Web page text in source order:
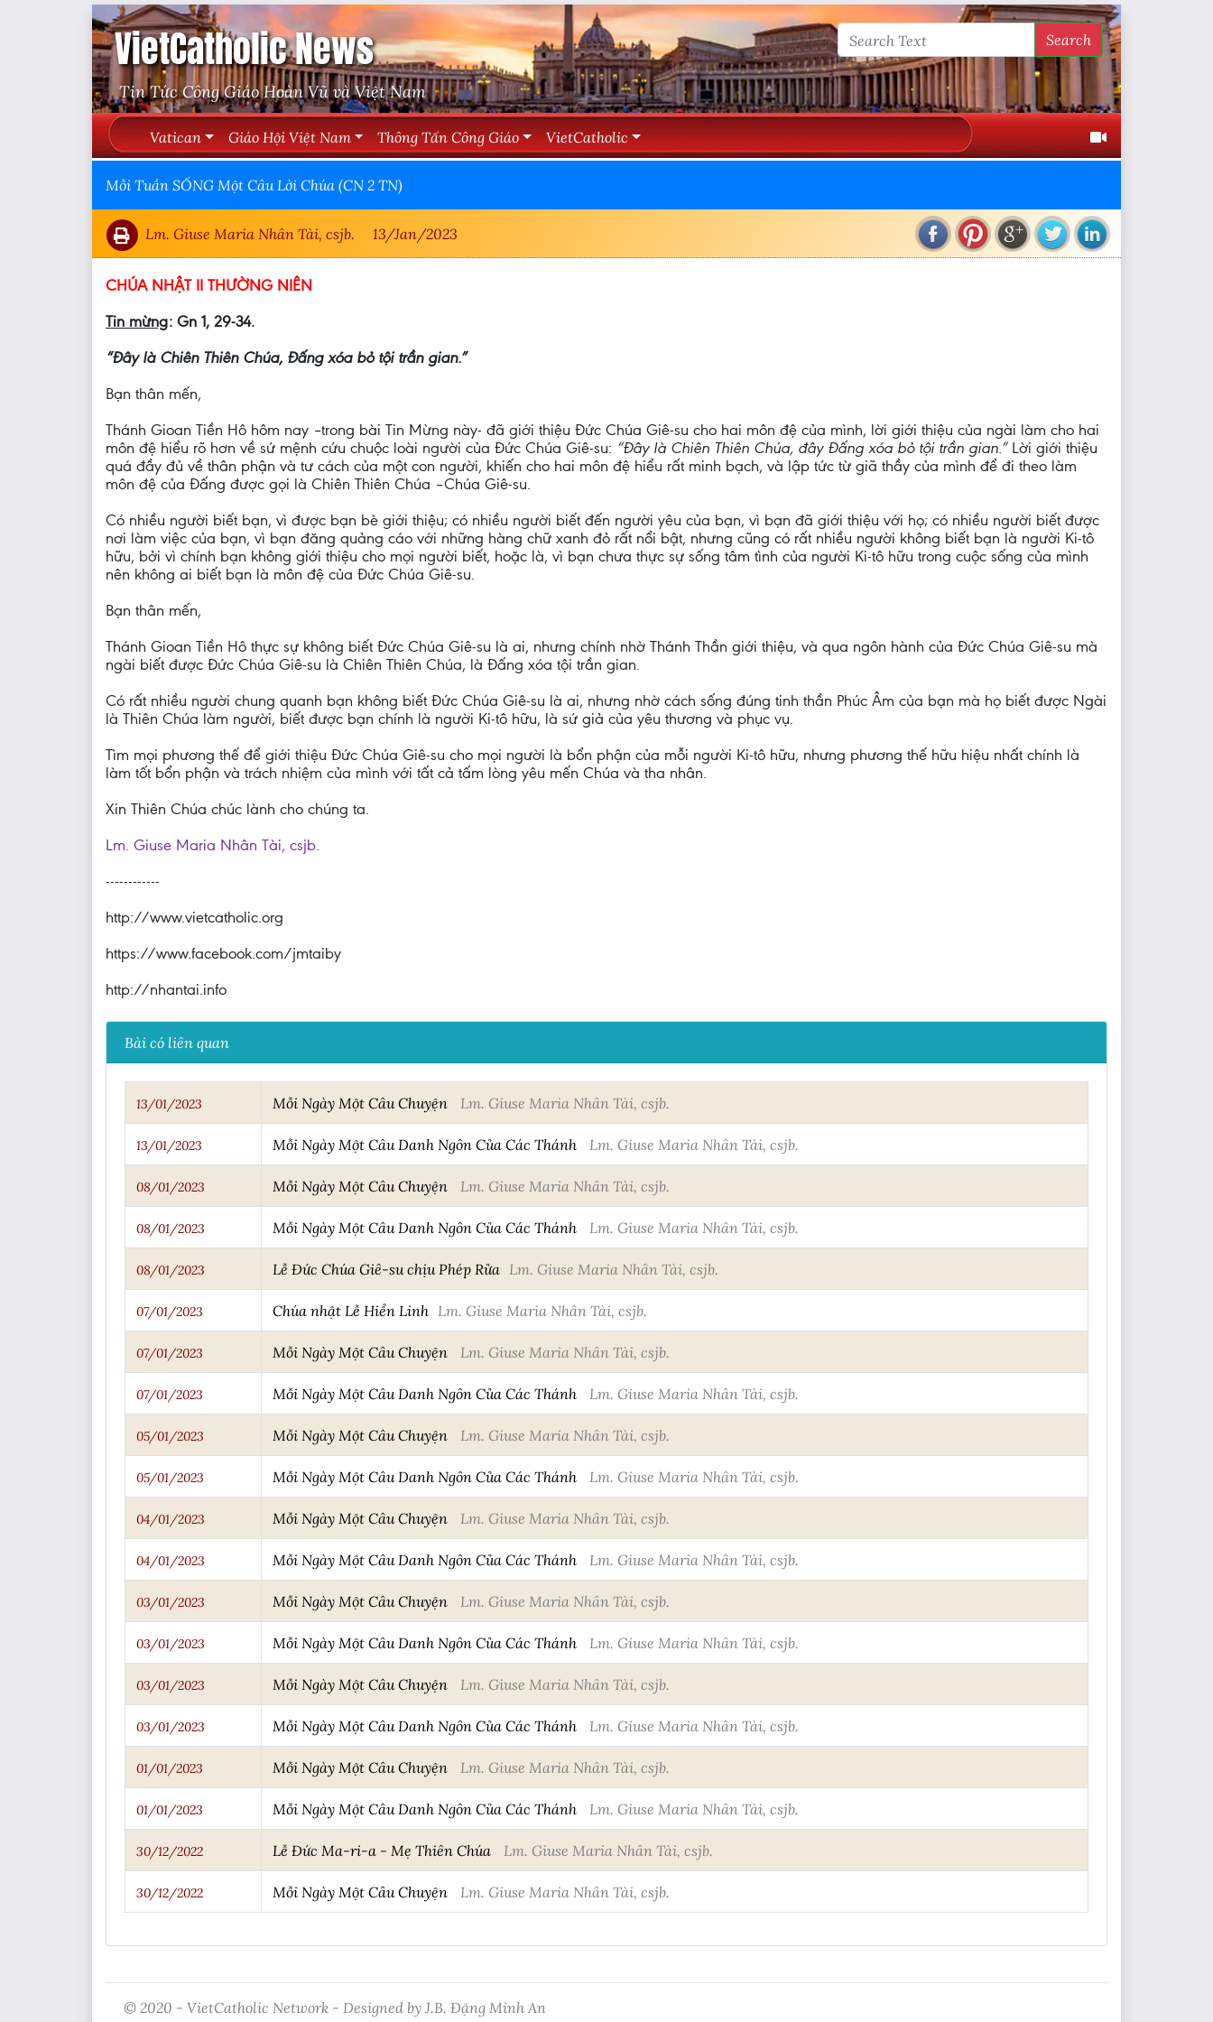
VietCatholic News
Tin Tức Công Giáo Hoàn Vũ và Việt Nam
Search
Vatican Giáo Hội Việt Nam Thông Tấn Công Giáo VietCatholic
Mỗi Tuần SỐNG Một Câu Lời Chúa (CN 2 TN)
Lm. Giuse Maria Nhân Tài, csjb. 13/Jan/2023
CHÚA NHẬT II THƯỜNG NIÊN
Tin mừng: Gn 1, 29-34.
“Đây là Chiên Thiên Chúa, Đấng xóa bỏ tội trần gian.”
Bạn thân mến,
Thánh Gioan Tiền Hô hôm nay –trong bài Tin Mừng này- đã giới thiệu Đức Chúa Giê-su cho hai môn đệ của mình, lời giới thiệu của ngài làm cho hai
môn đệ hiểu rõ hơn về sứ mệnh cứu chuộc loài người của Đức Chúa Giê-su: “Đây là Chiên Thiên Chúa, đây Đấng xóa bỏ tội trần gian.” Lời giới thiệu
quá đầy đủ về thân phận và tư cách của một con người, khiến cho hai môn đệ hiểu rất minh bạch, và lập tức từ giã thầy của mình để đi theo làm
môn đệ của Đấng được gọi là Chiên Thiên Chúa –Chúa Giê-su.
Có nhiều người biết bạn, vì được bạn bè giới thiệu; có nhiều người biết đến người yêu của bạn, vì bạn đã giới thiệu với họ; có nhiều người biết được
nơi làm việc của bạn, vì bạn đăng quảng cáo với những hàng chữ xanh đỏ rất nổi bật, nhưng cũng có rất nhiều người không biết bạn là người Ki-tô
hữu, bởi vì chính bạn không giới thiệu cho mọi người biết, hoặc là, vì bạn chưa thực sự sống tâm tình của người Ki-tô hữu trong cuộc sống của mình
nên không ai biết bạn là môn đệ của Đức Chúa Giê-su.
Bạn thân mến,
Thánh Gioan Tiền Hô thực sự không biết Đức Chúa Giê-su là ai, nhưng chính nhờ Thánh Thần giới thiệu, và qua ngôn hành của Đức Chúa Giê-su mà
ngài biết được Đức Chúa Giê-su là Chiên Thiên Chúa, là Đấng xóa tội trần gian.
Có rất nhiều người chung quanh bạn không biết Đức Chúa Giê-su là ai, nhưng nhờ cách sống đúng tinh thần Phúc Âm của bạn mà họ biết được Ngài
là Thiên Chúa làm người, biết được bạn chính là người Ki-tô hữu, là sứ giả của yêu thương và phục vụ.
Tìm mọi phương thế để giới thiệu Đức Chúa Giê-su cho mọi người là bổn phận của mỗi người Ki-tô hữu, nhưng phương thế hữu hiệu nhất chính là
làm tốt bổn phận và trách nhiệm của mình với tất cả tấm lòng yêu mến Chúa và tha nhân.
Xin Thiên Chúa chúc lành cho chúng ta.
Lm. Giuse Maria Nhân Tài, csjb.
------------
http://www.vietcatholic.org
https://www.facebook.com/jmtaiby
http://nhantai.info
Bài có liên quan
13/01/2023 Mỗi Ngày Một Câu Chuyện Lm. Giuse Maria Nhân Tài, csjb.
13/01/2023 Mỗi Ngày Một Câu Danh Ngôn Của Các Thánh Lm. Giuse Maria Nhân Tài, csjb.
08/01/2023 Mỗi Ngày Một Câu Chuyện Lm. Giuse Maria Nhân Tài, csjb.
08/01/2023 Mỗi Ngày Một Câu Danh Ngôn Của Các Thánh Lm. Giuse Maria Nhân Tài, csjb.
08/01/2023 Lễ Đức Chúa Giê-su chịu Phép Rửa Lm. Giuse Maria Nhân Tài, csjb.
07/01/2023 Chúa nhật Lễ Hiển Linh Lm. Giuse Maria Nhân Tài, csjb.
07/01/2023 Mỗi Ngày Một Câu Chuyện Lm. Giuse Maria Nhân Tài, csjb.
07/01/2023 Mỗi Ngày Một Câu Danh Ngôn Của Các Thánh Lm. Giuse Maria Nhân Tài, csjb.
05/01/2023 Mỗi Ngày Một Câu Chuyện Lm. Giuse Maria Nhân Tài, csjb.
05/01/2023 Mỗi Ngày Một Câu Danh Ngôn Của Các Thánh Lm. Giuse Maria Nhân Tài, csjb.
04/01/2023 Mỗi Ngày Một Câu Chuyện Lm. Giuse Maria Nhân Tài, csjb.
04/01/2023 Mỗi Ngày Một Câu Danh Ngôn Của Các Thánh Lm. Giuse Maria Nhân Tài, csjb.
03/01/2023 Mỗi Ngày Một Câu Chuyện Lm. Giuse Maria Nhân Tài, csjb.
03/01/2023 Mỗi Ngày Một Câu Danh Ngôn Của Các Thánh Lm. Giuse Maria Nhân Tài, csjb.
03/01/2023 Mỗi Ngày Một Câu Chuyện Lm. Giuse Maria Nhân Tài, csjb.
03/01/2023 Mỗi Ngày Một Câu Danh Ngôn Của Các Thánh Lm. Giuse Maria Nhân Tài, csjb.
01/01/2023 Mỗi Ngày Một Câu Chuyện Lm. Giuse Maria Nhân Tài, csjb.
01/01/2023 Mỗi Ngày Một Câu Danh Ngôn Của Các Thánh Lm. Giuse Maria Nhân Tài, csjb.
30/12/2022 Lễ Đức Ma-ri-a - Mẹ Thiên Chúa Lm. Giuse Maria Nhân Tài, csjb.
30/12/2022 Mỗi Ngày Một Câu Chuyện Lm. Giuse Maria Nhân Tài, csjb.
© 2020 - VietCatholic Network - Designed by J.B. Đặng Minh An